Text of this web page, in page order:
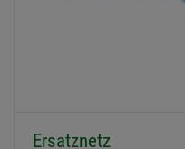
Ersatznetz